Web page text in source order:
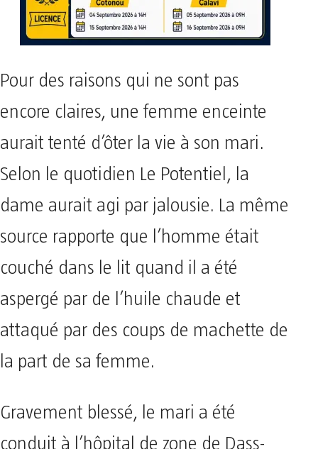
Pour des raisons qui ne sont pas
encore claires, une femme enceinte
aurait tenté d’ôter la vie à son mari.
Selon le quotidien Le Potentiel, la
dame aurait agi par jalousie. La même
source rapporte que l’homme était
couché dans le lit quand il a été
aspergé par de l’huile chaude et
attaqué par des coups de machette de
la part de sa femme.
Gravement blessé, le mari a été
conduit à l’hôpital de zone de Dass-